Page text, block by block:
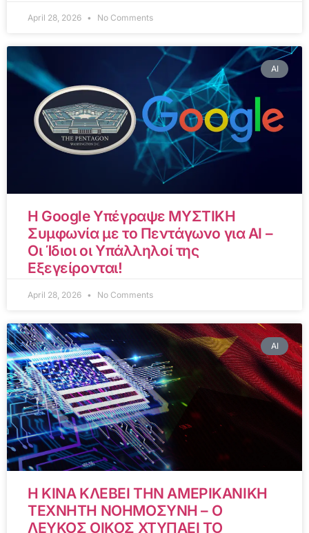
April 28, 2026 No Comments
AI
Η Google Υπέγραψε ΜΥΣΤΙΚΗ
Συμφωνία με το Πεντάγωνο για AI –
Οι Ίδιοι οι Υπάλληλοί της
Εξεγείρονται!
April 28, 2026 No Comments
AI
Η ΚΙΝΑ ΚΛΕΒΕΙ ΤΗΝ ΑΜΕΡΙΚΑΝΙΚΗ
ΤΕΧΝΗΤΗ ΝΟΗΜΟΣΥΝΗ – Ο
ΛΕΥΚΟΣ ΟΙΚΟΣ ΧΤΥΠΑΕΙ ΤΟ